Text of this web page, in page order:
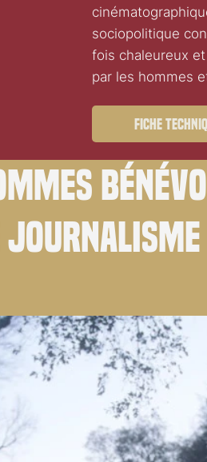
sociopolitique
fois chaleureux
par les hommes
Fiche
journalisme